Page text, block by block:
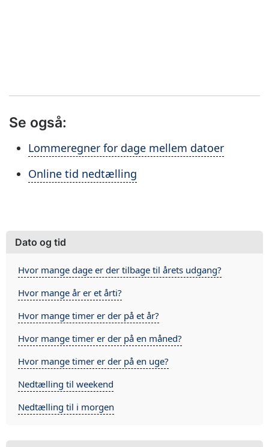
Se også:
Lommeregner for dage mellem datoer
Online tid nedtælling
Dato og tid
Hvor mange dage er der tilbage til årets udgang?
Hvor mange år er et årti?
Hvor mange timer er der på et år?
Hvor mange timer er der på en måned?
Hvor mange timer er der på en uge?
Nedtælling til weekend
Nedtælling til i morgen